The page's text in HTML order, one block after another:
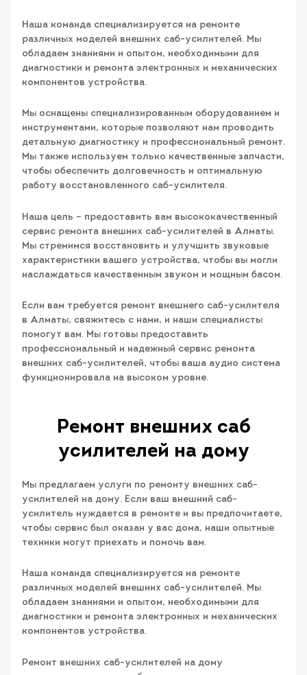
Наша команда специализируется на ремонте
различных моделей внешних саб-усилителей. Мы
обладаем знаниями и опытом, необходимыми для
диагностики и ремонта электронных и механических
компонентов устройства.
Мы оснащены специализированным оборудованием и
инструментами, которые позволяют нам проводить
детальную диагностику и профессиональный ремонт.
Мы также используем только качественные запчасти,
чтобы обеспечить долговечность и оптимальную
работу восстановленного саб-усилителя.
Наша цель – предоставить вам высококачественный
сервис ремонта внешних саб-усилителей в Алматы.
Мы стремимся восстановить и улучшить звуковые
характеристики вашего устройства, чтобы вы могли
наслаждаться качественным звуком и мощным басом.
Если вам требуется ремонт внешнего саб-усилителя
в Алматы, свяжитесь с нами, и наши специалисты
помогут вам. Мы готовы предоставить
профессиональный и надежный сервис ремонта
внешних саб-усилителей, чтобы ваша аудио система
функционировала на высоком уровне.
Ремонт внешних саб
усилителей на дому
Мы предлагаем услуги по ремонту внешних саб-
усилителей на дому. Если ваш внешний саб-
усилитель нуждается в ремонте и вы предпочитаете,
чтобы сервис был оказан у вас дома, наши опытные
техники могут приехать и помочь вам.
Наша команда специализируется на ремонте
различных моделей внешних саб-усилителей. Мы
обладаем знаниями и опытом, необходимыми для
диагностики и ремонта электронных и механических
компонентов устройства.
Ремонт внешних саб-усилителей на дому